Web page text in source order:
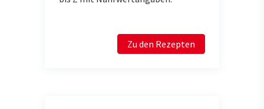
Zu den Rezepten